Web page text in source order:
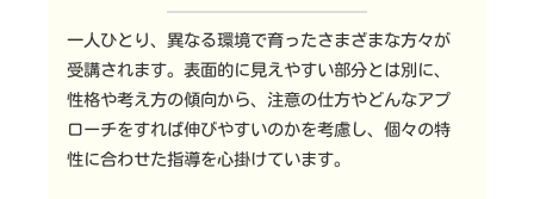
一人ひとり、異なる環境で育ったさまざまな方々が
受講されます。表面的に見えやすい部分とは別に、
性格や考え方の傾向から、注意の仕方やどんなアプ
ローチをすれば伸びやすいのかを考慮し、個々の特
性に合わせた指導を心掛けています。